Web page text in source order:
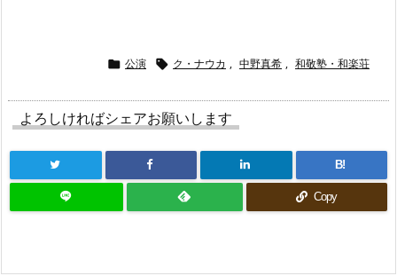
 公演  ク・ナウカ , 中野真希 , 和敬塾・和楽荘
よろしければシェアお願いします
B!
Copy